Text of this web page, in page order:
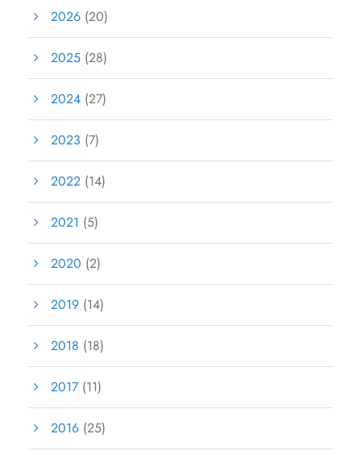
2026 (20)
2025 (28)
2024 (27)
2023 (7)
2022 (14)
2021 (5)
2020 (2)
2019 (14)
2018 (18)
2017 (11)
2016 (25)